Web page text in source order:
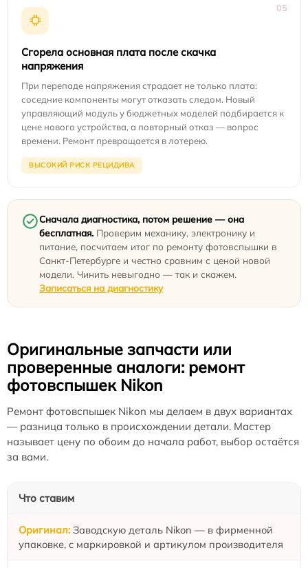
05
Сгорела основная плата после скачка
напряжения
При перепаде напряжения страдает не только плата:
соседние компоненты могут отказать следом. Новый
управляющий модуль у бюджетных моделей подбирается к
цене нового устройства, а повторный отказ — вопрос
времени. Ремонт превращается в лотерею.
ВЫСОКИЙ РИСК РЕЦИДИВА
Сначала диагностика, потом решение — она
бесплатная. Проверим механику, электронику и
питание, посчитаем итог по ремонту фотовспышки в
Санкт-Петербурге и честно сравним с ценой новой
модели. Чинить невыгодно — так и скажем.
Записаться на диагностику
Оригинальные запчасти или
проверенные аналоги: ремонт
фотовспышек Nikon
Ремонт фотовспышек Nikon мы делаем в двух вариантах
— разница только в происхождении детали. Мастер
называет цену по обоим до начала работ, выбор остаётся
за вами.
Что ставим
Заводскую деталь Nikon — в фирменной
упаковке, с маркировкой и артикулом производителя